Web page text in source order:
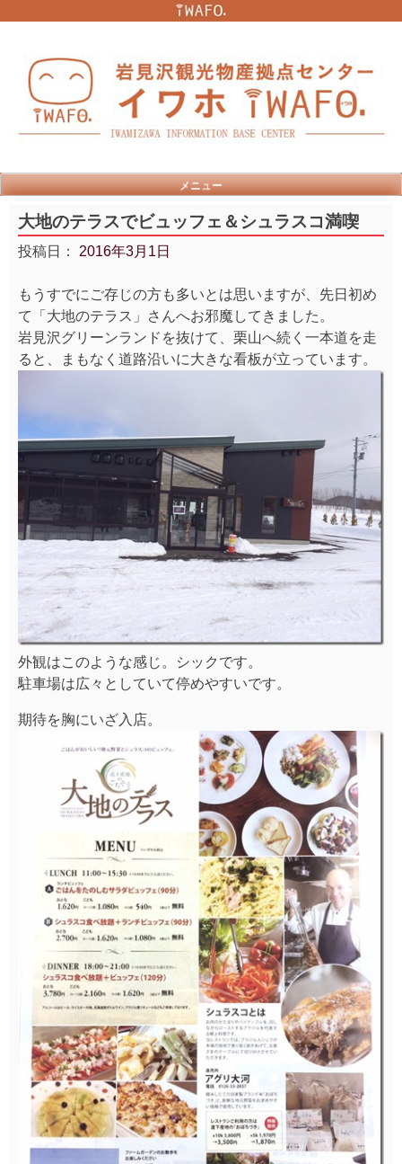
メニュー
大地のテラスでビュッフェ＆シュラスコ満喫
投稿日： 2016年3月1日
もうすでにご存じの方も多いとは思いますが、先日初め
て「大地のテラス」さんへお邪魔してきました。
岩見沢グリーンランドを抜けて、栗山へ続く一本道を走
ると、まもなく道路沿いに大きな看板が立っています。
外観はこのような感じ。シックです。
駐車場は広々としていて停めやすいです。
期待を胸にいざ入店。